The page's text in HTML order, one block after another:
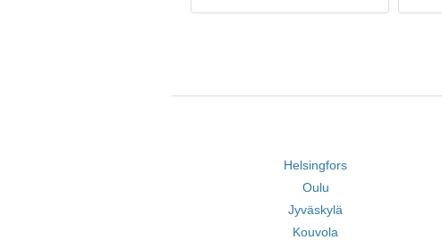
Helsingfors
Oulu
Jyväskylä
Kouvola